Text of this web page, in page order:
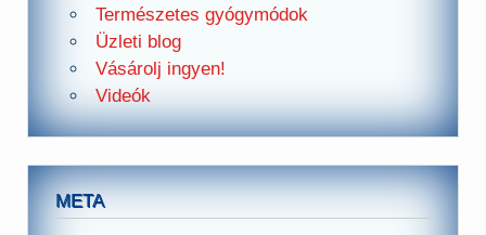
Természetes gyógymódok
Üzleti blog
Vásárolj ingyen!
Videók
META